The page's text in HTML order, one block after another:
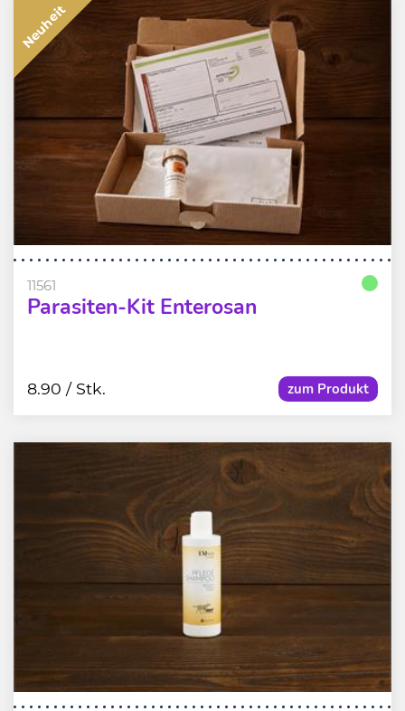
Neuheit
11561
Parasiten-Kit Enterosan
zum Produkt
8.90 / Stk.